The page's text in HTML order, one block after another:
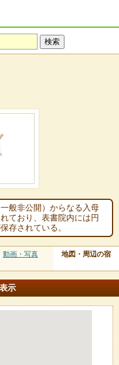
般非公開）からなる入母
ており、表書院内には円
存されている。
動画・写真 地図・周辺の宿
表示